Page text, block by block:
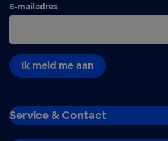
E-mailadres
Ik meld me aan
Service & Contact